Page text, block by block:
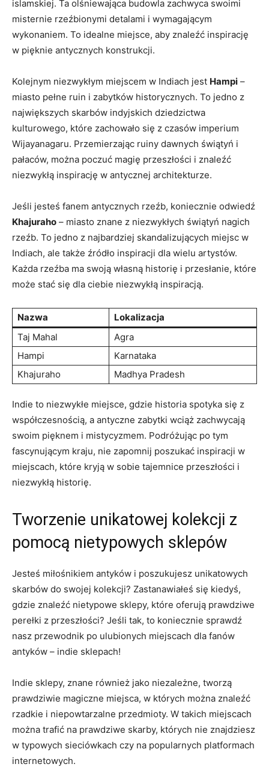
islamskiej. Ta olśniewająca budowla zachwyca swoimi ​
misternie⁣ rzeźbionymi detalami i ‌wymagającym
⁣wykonaniem. To idealne miejsce, aby znaleźć‌ inspirację
w pięknie‌ antycznych konstrukcji.
Kolejnym niezwykłym miejscem w⁢ Indiach jest⁢ Hampi –
miasto pełne ruin ‍i zabytków‌ historycznych. To jedno ⁣z​
największych skarbów ⁣indyjskich‍ dziedzictwa
kulturowego, ​które zachowało się ‍z ⁣czasów imperium
Wijayanagaru. Przemierzając ruiny‍ dawnych świątyń i​
pałaców, można poczuć magię przeszłości i znaleźć
niezwykłą inspirację w antycznej architekturze.
Jeśli jesteś ‌fanem antycznych rzeźb, ⁢koniecznie odwiedź
Khajuraho – miasto znane z niezwykłych świątyń nagich
rzeźb. To⁤ jedno z najbardziej skandalizujących miejsc w
Indiach,​ ale także⁢ źródło inspiracji dla wielu artystów.‍
Każda​ rzeźba ma swoją ⁤własną historię⁢ i przesłanie, które​
może stać się dla ciebie niezwykłą‍ inspiracją.
Nazwa
Lokalizacja
Taj Mahal
Agra
Hampi
Karnataka
Khajuraho
Madhya Pradesh
Indie‌ to niezwykłe miejsce, gdzie historia ‌spotyka się z
współczesnością, a antyczne zabytki wciąż zachwycają
⁢swoim pięknem⁣ i mistycyzmem. Podróżując po tym‍
fascynującym⁣ kraju, nie ‍zapomnij poszukać​ inspiracji‍ w
miejscach, które kryją w ​sobie tajemnice przeszłości ​i
niezwykłą historię.
Tworzenie unikatowej kolekcji z
pomocą nietypowych sklepów
Jesteś miłośnikiem antyków i‍ poszukujesz unikatowych
skarbów do swojej ⁤kolekcji? Zastanawiałeś​ się⁢ kiedyś,
gdzie znaleźć nietypowe sklepy, które oferują prawdziwe
perełki z przeszłości? Jeśli ‌tak, to koniecznie sprawdź
nasz przewodnik po ulubionych miejscach dla fanów
antyków – indie sklepach!
Indie sklepy, znane również jako niezależne, tworzą
⁤prawdziwie magiczne‍ miejsca, w ‍których ‍można znaleźć
⁣rzadkie i ⁢niepowtarzalne⁤ przedmioty. W takich miejscach
można trafić​ na prawdziwe skarby, których nie znajdziesz
w ‍typowych sieciówkach⁢ czy na⁣ popularnych platformach
internetowych.